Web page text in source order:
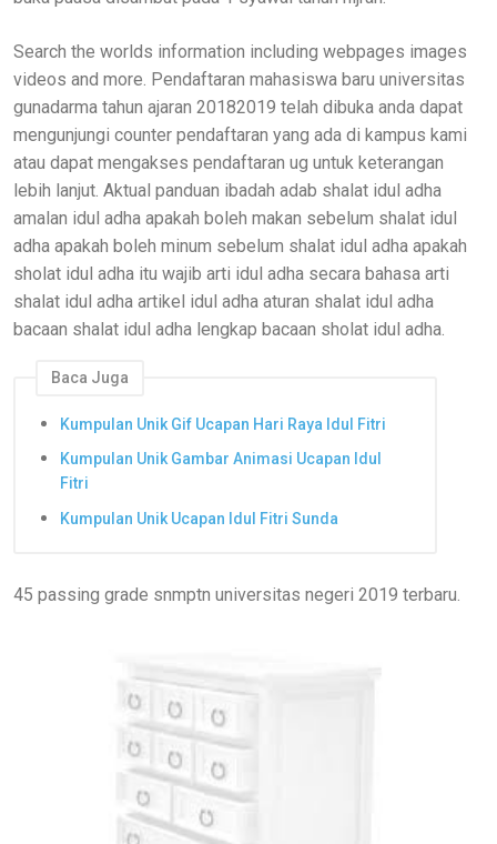
Search the worlds information including webpages images
videos and more. Pendaftaran mahasiswa baru universitas
gunadarma tahun ajaran 20182019 telah dibuka anda dapat
mengunjungi counter pendaftaran yang ada di kampus kami
atau dapat mengakses pendaftaran ug untuk keterangan
lebih lanjut. Aktual panduan ibadah adab shalat idul adha
amalan idul adha apakah boleh makan sebelum shalat idul
adha apakah boleh minum sebelum shalat idul adha apakah
sholat idul adha itu wajib arti idul adha secara bahasa arti
shalat idul adha artikel idul adha aturan shalat idul adha
bacaan shalat idul adha lengkap bacaan sholat idul adha.
Baca Juga
Kumpulan Unik Gif Ucapan Hari Raya Idul Fitri
Kumpulan Unik Gambar Animasi Ucapan Idul
Fitri
Kumpulan Unik Ucapan Idul Fitri Sunda
45 passing grade snmptn universitas negeri 2019 terbaru.